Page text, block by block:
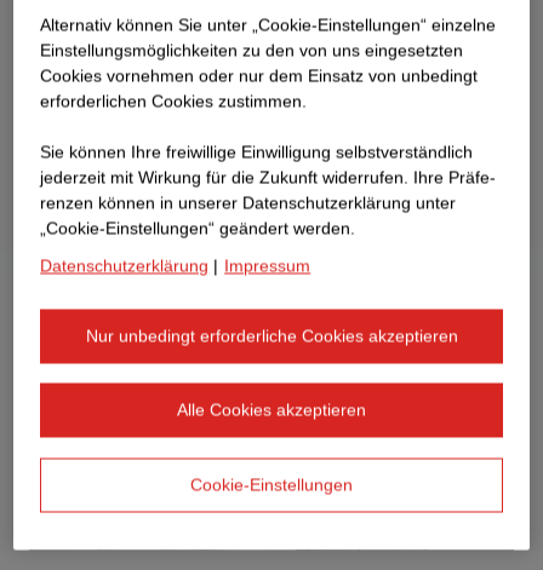
Alternativ können Sie unter „Cookie-Einstellungen“ einzelne
Einstellungsmöglichkeiten zu den von uns eingesetzten
Cookies vornehmen oder nur dem Einsatz von unbedingt
erforderlichen Cookies zustimmen.
Sie können Ihre freiwillige Einwilligung selbstverständlich
jederzeit mit Wirkung für die Zukunft widerrufen. Ihre Prä­fe­
renzen können in unserer Datenschutzerklärung unter
„Cookie-Einstellungen“ geändert werden.
Datenschutzerklärung | Impressum
Nur unbedingt erforderliche Cookies akzeptieren
Alle Cookies akzeptieren
Cookie-Einstellungen